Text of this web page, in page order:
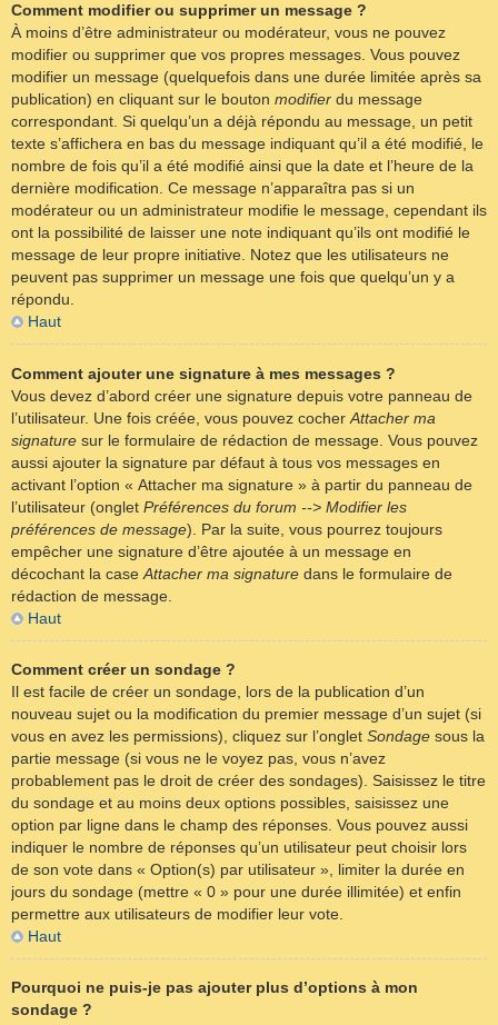
Comment modifier ou supprimer un message ?
À moins d’être administrateur ou modérateur, vous ne pouvez
modifier ou supprimer que vos propres messages. Vous pouvez
modifier un message (quelquefois dans une durée limitée après sa
publication) en cliquant sur le bouton modifier du message
correspondant. Si quelqu’un a déjà répondu au message, un petit
texte s’affichera en bas du message indiquant qu’il a été modifié, le
nombre de fois qu’il a été modifié ainsi que la date et l’heure de la
dernière modification. Ce message n’apparaîtra pas si un
modérateur ou un administrateur modifie le message, cependant ils
ont la possibilité de laisser une note indiquant qu’ils ont modifié le
message de leur propre initiative. Notez que les utilisateurs ne
peuvent pas supprimer un message une fois que quelqu’un y a
répondu.
Haut
Comment ajouter une signature à mes messages ?
Vous devez d’abord créer une signature depuis votre panneau de
l’utilisateur. Une fois créée, vous pouvez cocher Attacher ma
signature sur le formulaire de rédaction de message. Vous pouvez
aussi ajouter la signature par défaut à tous vos messages en
activant l’option « Attacher ma signature » à partir du panneau de
l’utilisateur (onglet Préférences du forum --> Modifier les
préférences de message). Par la suite, vous pourrez toujours
empêcher une signature d’être ajoutée à un message en
décochant la case Attacher ma signature dans le formulaire de
rédaction de message.
Haut
Comment créer un sondage ?
Il est facile de créer un sondage, lors de la publication d’un
nouveau sujet ou la modification du premier message d’un sujet (si
vous en avez les permissions), cliquez sur l’onglet Sondage sous la
partie message (si vous ne le voyez pas, vous n’avez
probablement pas le droit de créer des sondages). Saisissez le titre
du sondage et au moins deux options possibles, saisissez une
option par ligne dans le champ des réponses. Vous pouvez aussi
indiquer le nombre de réponses qu’un utilisateur peut choisir lors
de son vote dans « Option(s) par utilisateur », limiter la durée en
jours du sondage (mettre « 0 » pour une durée illimitée) et enfin
permettre aux utilisateurs de modifier leur vote.
Haut
Pourquoi ne puis-je pas ajouter plus d’options à mon
sondage ?